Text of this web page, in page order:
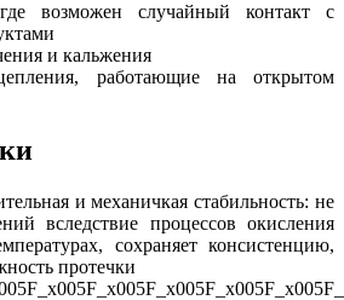
возможен случайный контакт с
и кальжения
работающие на открытом
и механичкая стабильность: не
вследствие процессов окисления
сохраняет консистенцию,
протечки